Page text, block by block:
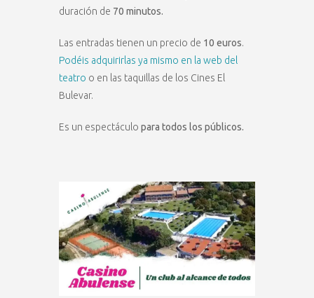
duración de 70 minutos.
Las entradas tienen un precio de 10 euros.
Podéis adquirirlas ya mismo en la web del
teatro o en las taquillas de los Cines El
Bulevar.
Es un espectáculo para todos los públicos.